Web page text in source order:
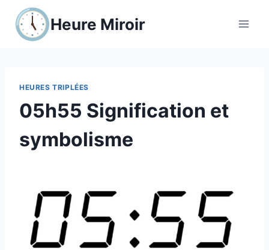
contenu
Heure Miroir
HEURES TRIPLÉES
05h55 Signification et
symbolisme